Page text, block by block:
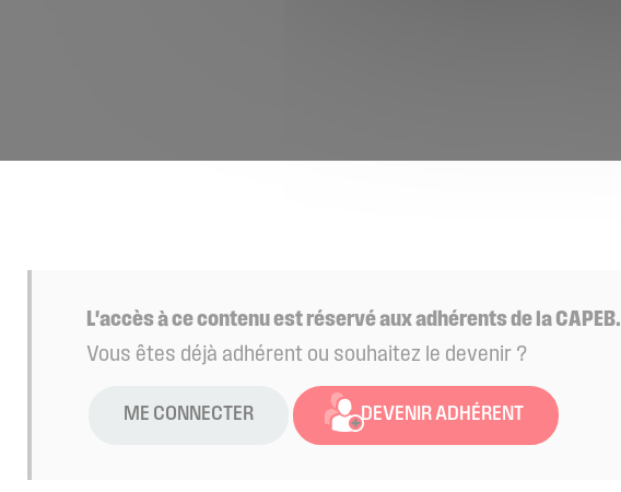
L'accès à ce contenu est réservé aux adhérents de la CAPEB.
Vous êtes déjà adhérent ou souhaitez le devenir ?
ME CONNECTER DEVENIR ADHÉRENT